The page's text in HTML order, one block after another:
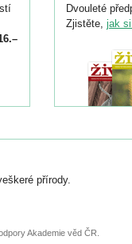
Dvouleté
Zjistěte, jak
přírody.
Akademie věd ČR.